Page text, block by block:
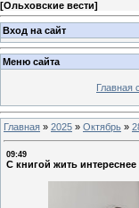
[Ольховские вести]
Вход на сайт
Меню сайта
Главная
Главная » 2025 » Октябрь »
09:49
С книгой жить интереснее